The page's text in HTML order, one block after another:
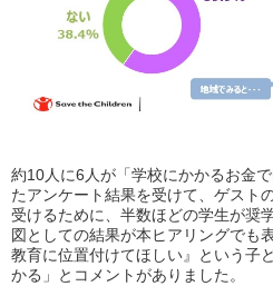
約10人に6人が「学校にかかるお金
たアンケート結果を受けて、ゲスト
受けるために、半数ほどの学生が奨
図としての結果が本ヒアリングでも
教育に位置付けてほしい』という子
かる」
とコメントがありました。